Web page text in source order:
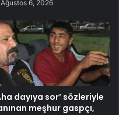
Ağustos 6, 2026
dayıya sor’ sözleriyle
meşhur gaspçı,